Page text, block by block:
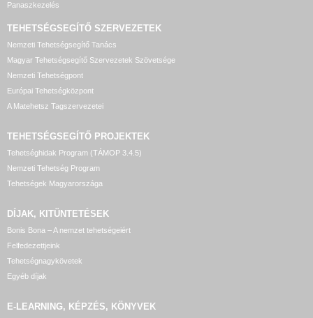
Panaszkezelés
TEHETSÉGSEGÍTŐ SZERVEZETEK
Nemzeti Tehetségsegítő Tanács
Magyar Tehetségsegítő Szervezetek Szövetsége
Nemzeti Tehetségpont
Európai Tehetségközpont
A Matehetsz Tagszervezetei
TEHETSÉGSEGÍTŐ PROJEKTEK
Tehetséghidak Program (TÁMOP 3.4.5)
Nemzeti Tehetség Program
Tehetségek Magyarországa
DÍJAK, KITÜNTETÉSEK
Bonis Bona – A nemzet tehetségeiért
Felfedezettjeink
Tehetségnagykövetek
Egyéb díjak
E-LEARNING, KÉPZÉS, KÖNYVEK